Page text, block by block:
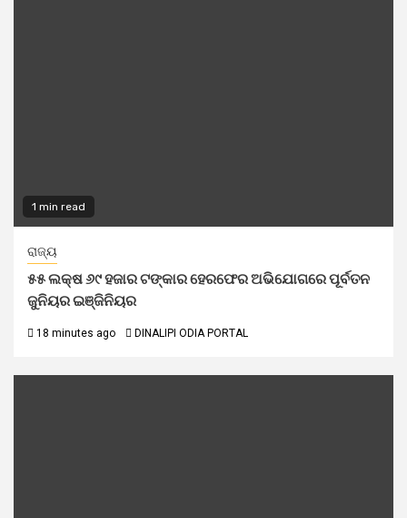
1 min read
ରାଜ୍ୟ
୫୫ ଲକ୍ଷ ୬୯ ହଜାର ଟଙ୍କାର ହେରଫେର ଅଭିଯୋଗରେ ପୂର୍ବତନ
ଜୁନିୟର ଇଞ୍ଜିନିୟର
18 minutes ago DINALIPI ODIA PORTAL